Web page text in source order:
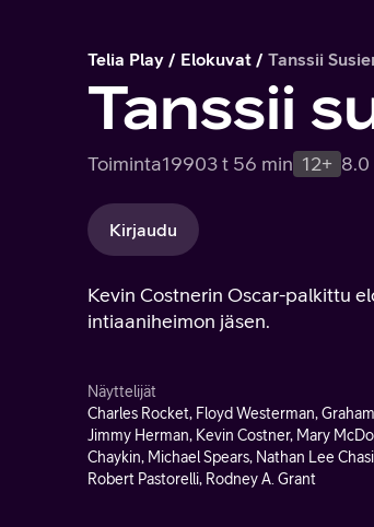
Telia Play Elokuvat Tanssii
Tanssii
Toiminta19903 t 56 min 12+ 8.0
Kirjaudu
Kevin Costnerin Oscar-palkittu
intiaaniheimon jäsen.
Näyttelijät
Charles Rocket, Floyd Westerman,
Jimmy Herman, Kevin Costner, Mary
Chaykin, Michael Spears, Nathan Lee
Robert Pastorelli, Rodney A. Grant